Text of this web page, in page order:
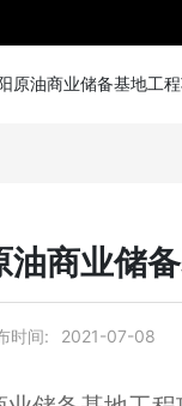
原油商业储备基地工
油商业储
时间: 2021-07-08